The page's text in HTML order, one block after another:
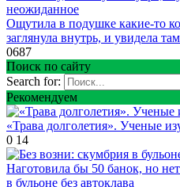
Ощутила в подушке какие-то
заглянула внутрь, и увидела
0687
Поиск по сайту
Search for:
Рекомендуем
«Трава долголетия». Ученые
0 14
Наготовила бы 50 банок, но
в бульоне без автоклава